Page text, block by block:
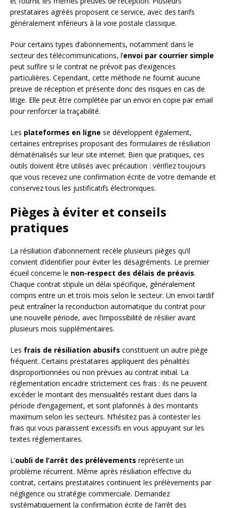
prestataires agréés proposent ce service, avec des tarifs
généralement inférieurs à la voie postale classique.
Pour certains types d’abonnements, notamment dans le
secteur des télécommunications, l’envoi par courrier simple
peut suffire si le contrat ne prévoit pas d’exigences
particulières. Cependant, cette méthode ne fournit aucune
preuve de réception et présente donc des risques en cas de
litige. Elle peut être complétée par un envoi en copie par email
pour renforcer la traçabilité.
Les plateformes en ligne se développent également,
certaines entreprises proposant des formulaires de résiliation
dématérialisés sur leur site internet. Bien que pratiques, ces
outils doivent être utilisés avec précaution : vérifiez toujours
que vous recevez une confirmation écrite de votre demande et
conservez tous les justificatifs électroniques.
Pièges à éviter et conseils
pratiques
La résiliation d’abonnement recèle plusieurs pièges qu’il
convient d’identifier pour éviter les désagréments. Le premier
écueil concerne le non-respect des délais de préavis.
Chaque contrat stipule un délai spécifique, généralement
compris entre un et trois mois selon le secteur. Un envoi tardif
peut entraîner la reconduction automatique du contrat pour
une nouvelle période, avec l’impossibilité de résilier avant
plusieurs mois supplémentaires.
Les frais de résiliation abusifs constituent un autre piège
fréquent. Certains prestataires appliquent des pénalités
disproportionnées ou non prévues au contrat initial. La
réglementation encadre strictement ces frais : ils ne peuvent
excéder le montant des mensualités restant dues dans la
période d’engagement, et sont plafonnés à des montants
maximum selon les secteurs. N’hésitez pas à contester les
frais qui vous paraissent excessifs en vous appuyant sur les
textes réglementaires.
L’oubli de l’arrêt des prélèvements représente un
problème récurrent. Même après résiliation effective du
contrat, certains prestataires continuent les prélèvements par
négligence ou stratégie commerciale. Demandez
systématiquement la confirmation écrite de l’arrêt des